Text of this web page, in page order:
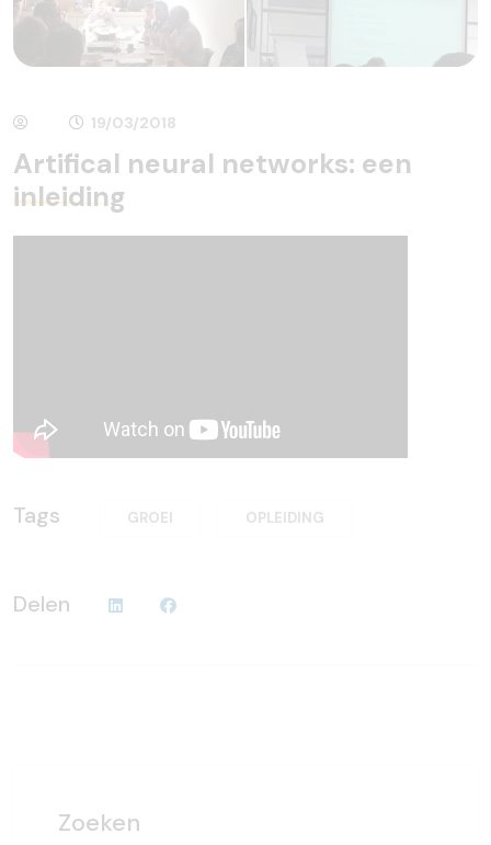
19/03/2018
Artifical neural networks: een
inleiding
Tags GROEI OPLEIDING
Delen
Zoeken